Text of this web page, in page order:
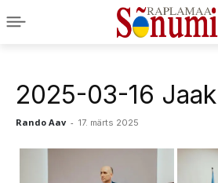
2025-03-16
Rando Aav - 17. märts 2025